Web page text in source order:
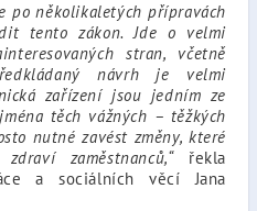
po několikaletých přípravách
tento zákon. Jde o velmi
stran, včetně
návrh je velmi
zařízení jsou jedním ze
těch vážných – těžkých
nutné zavést změny, které
zaměstnanců,“řekla
a sociálních věcí Jana